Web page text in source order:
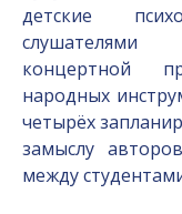
детские
слушателями
концертной
народных
четырёх
замыслу
между